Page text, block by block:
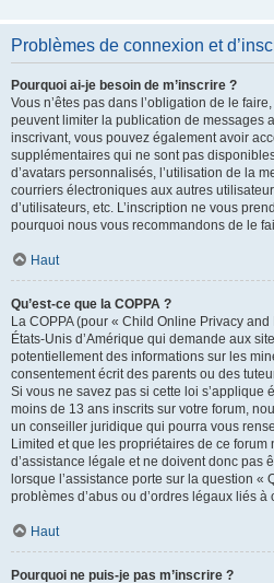
Problèmes de connexion et
Pourquoi ai-je besoin de m’inscrire ?
Vous n’êtes pas dans l’obligation de le
peuvent limiter la publication de messages
inscrivant, vous pouvez également avoir
supplémentaires qui ne sont pas
d’avatars personnalisés, l’utilisation de la
courriers électroniques aux autres
d’utilisateurs, etc. L’inscription ne vous
pourquoi nous vous recommandons de le
Haut
Qu’est-ce que la COPPA ?
La COPPA (pour « Child Online Privacy
États-Unis d’Amérique qui demande aux
potentiellement des informations sur les
consentement écrit des parents ou des
Si vous ne savez pas si cette loi s’applique
moins de 13 ans inscrits sur votre forum,
un conseiller juridique qui pourra vous
Limited et que les propriétaires de ce
d’assistance légale et ne doivent donc pas
lorsque l’assistance porte sur la question «
problèmes d’abus ou d’ordres légaux liés à
Haut
Pourquoi ne puis-je pas m’inscrire ?